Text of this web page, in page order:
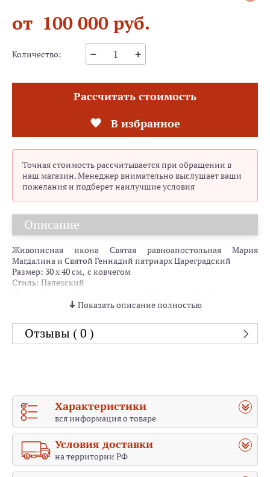
от 100 000 руб.
Количество:
Рассчитать стоимость
В избранное
Точная стоимость рассчитывается при обращении в
наш магазин. Менеджер внимательно выслушает ваши
пожелания и подберет наилучшие условия
Описание
Живописная икона Святая равноапостольная Мария
Магдалина и Святой Геннадий патриарх Цареградский
Размер: 30 х 40 см, с ковчегом
Стиль: Палехский
Золочение: фон, нимбыПоказать описание полностью
Отзывы ( 0 )
Характеристики
вся информация о товаре
Условия доставки
на территории РФ